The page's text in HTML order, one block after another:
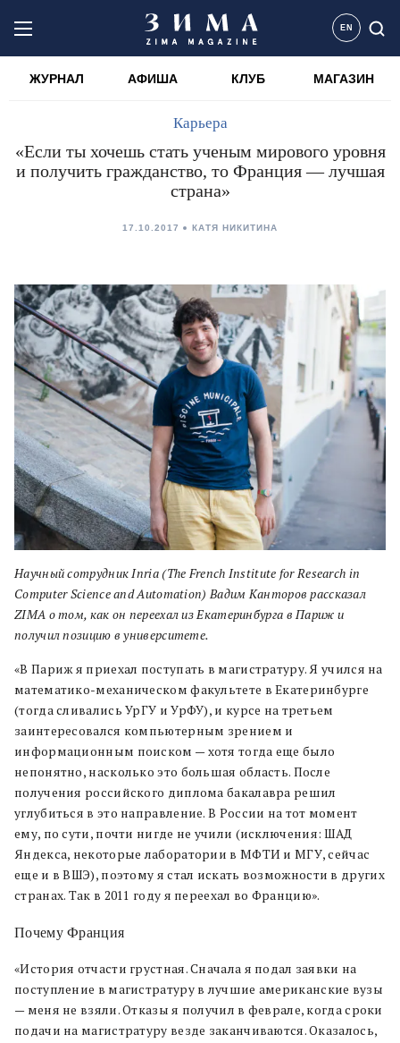
EN
ЖУРНАЛ АФИША КЛУБ МАГАЗИН
Карьера
«Если ты хочешь стать ученым мирового уровня
и получить гражданство, то Франция — лучшая
страна»
17.10.2017 КАТЯ НИКИТИНА
Научный сотрудник Inria (The French Institute for Research in
Computer Science and Automation) Вадим Канторов рассказал
ZIMA о том, как он переехал из Екатеринбурга в Париж и
получил позицию в университете.
«В Париж я приехал поступать в магистратуру. Я учился на
математико-механическом факультете в Екатеринбурге
(тогда сливались УрГУ и УрФУ), и курсе на третьем
заинтересовался компьютерным зрением и
информационным поиском — хотя тогда еще было
непонятно, насколько это большая область. После
получения российского дипломабакалавра решил
углубиться в это направление. В России на тот момент
ему, по сути, почти нигде не учили (исключения: ШАД
Яндекса, некоторые лаборатории в МФТИ и МГУ, сейчас
еще и в ВШЭ), поэтому я стал искать возможности в других
странах. Так в 2011 году я переехал во Францию».
Почему Франция
«История отчасти грустная. Сначала я подал заявки на
поступление в магистратурув лучшие американские вузы
— меня не взяли. Отказы я получил в феврале, когда сроки
подачи на магистратуру везде заканчиваются. Оказалось,